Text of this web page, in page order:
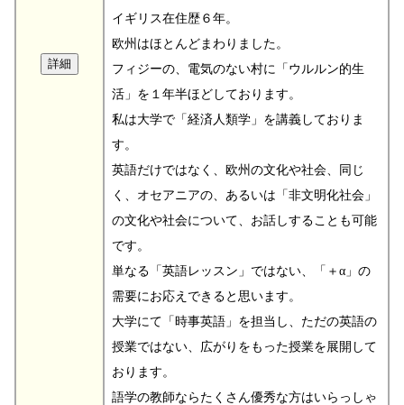
イギリス在住歴６年。
欧州はほとんどまわりました。
フィジーの、電気のない村に「ウルルン的生
活」を１年半ほどしております。
私は大学で「経済人類学」を講義しておりま
す。
英語だけではなく、欧州の文化や社会、同じ
く、オセアニアの、あるいは「非文明化社会」
の文化や社会について、お話しすることも可能
です。
単なる「英語レッスン」ではない、「＋α」の
需要にお応えできると思います。
大学にて「時事英語」を担当し、ただの英語の
授業ではない、広がりをもった授業を展開して
おります。
語学の教師ならたくさん優秀な方はいらっしゃ